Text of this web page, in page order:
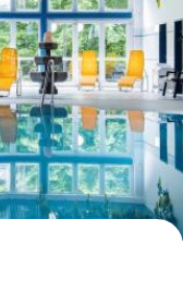
Auf der Karte anzeigen